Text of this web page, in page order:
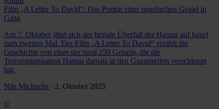
Film „A Letter To David“: Das Porträt einer israelischen Geisel in
Gaza
Am 7. Oktober jährt sich der brutale Überfall der Hamas auf Israel
zum zweiten Mal. Der Film „A Letter To David“ erzählt die
Geschichte von einer der rund 250 Geiseln, die die
Terrororganisation Hamas damals in den Gazastreifen verschleppt
hat.
Nils Michaelis · 2. Oktober 2025
©